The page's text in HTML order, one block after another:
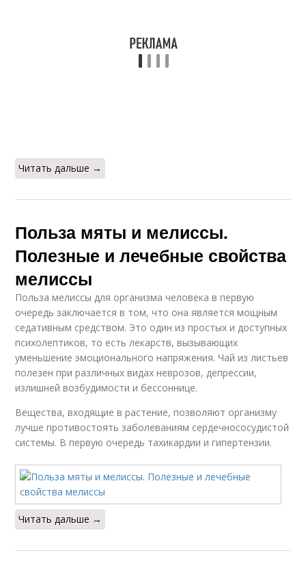
Читать дальше →
Польза мяты и мелиссы.
Полезные и лечебные свойства
мелиссы
Польза мелиссы для организма человека в первую
очередь заключается в том, что она является мощным
седативным средством. Это один из простых и доступных
психолептиков, то есть лекарств, вызывающих
уменьшение эмоционального напряжения. Чай из листьев
полезен при различных видах неврозов, депрессии,
излишней возбудимости и бессоннице.
Вещества, входящие в растение, позволяют организму
лучше противостоять заболеваниям сердечнососудистой
системы. В первую очередь тахикардии и гипертензии.
Читать дальше →